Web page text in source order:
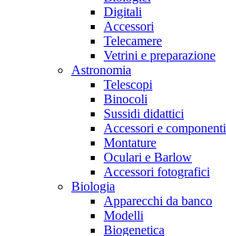
Digitali
Accessori
Telecamere
Vetrini e preparazione
Astronomia
Telescopi
Binocoli
Sussidi didattici
Accessori e componenti
Montature
Oculari e Barlow
Accessori fotografici
Biologia
Apparecchi da banco
Modelli
Biogenetica